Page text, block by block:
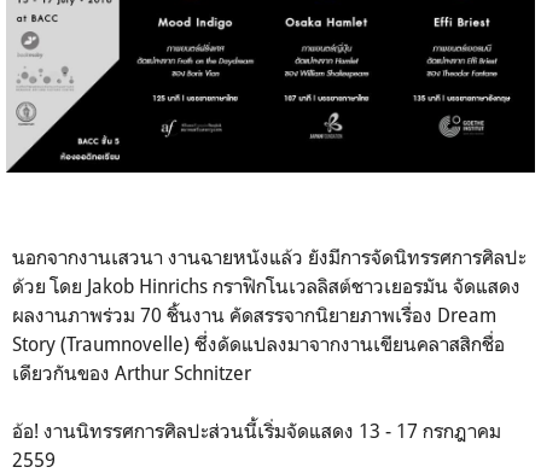
นอกจากงานเสวนา งานฉายหนังแล้ว ยังมีการจัดนิทรรศการศิลปะ
ด้วย โดย Jakob Hinrichs กราฟิกโนเวลลิสต์ชาวเยอรมัน จัดแสดง
ผลงานภาพร่วม 70 ชิ้นงาน คัดสรรจากนิยายภาพเรื่อง Dream
Story (Traumnovelle) ซึ่งดัดแปลงมาจากงานเขียนคลาสสิกชื่อ
เดียวกันของ Arthur Schnitzer
อ้อ! งานนิทรรศการศิลปะส่วนนี้เริ่มจัดแสดง 13 - 17 กรกฎาคม
2559